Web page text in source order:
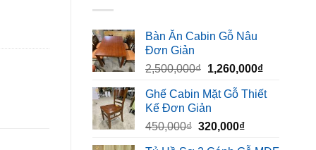
Bàn Ăn Cabin Gỗ Nâu
Đơn Giản
2,500,000₫ Giá
là:
2,500,000₫.
1,260,000₫Giá
tại
Ghế Cabin Mặt Gỗ Thiết
Kế Đơn Giản
450,000₫ Giá
320,000₫Giá